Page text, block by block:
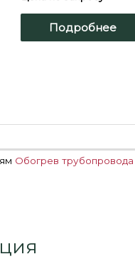
Подробнее
Обогрев